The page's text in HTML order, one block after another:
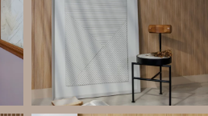
Jul 27
87 8